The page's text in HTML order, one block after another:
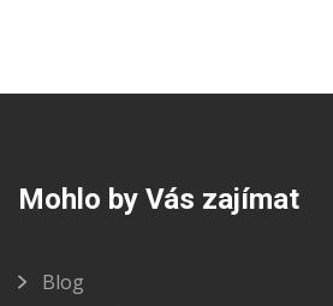
Mohlo by Vás zajímat
Blog